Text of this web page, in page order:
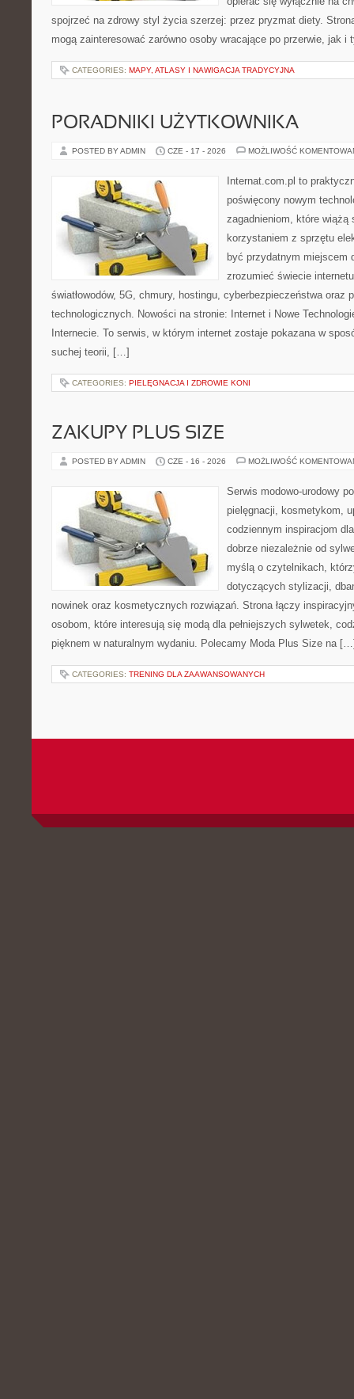
spojrzeć na zdrowy styl życia szerzej: przez pryzmat diety.
mogą zainteresować zarówno osoby wracające po przerwie, jak
CATEGORIES: MAPY, ATLASY I NAWIGACJA TRADYCYJNA
PORADNIKI UŻYTKOWNIKA
POSTED BY ADMIN CZE - 17 - 2026 MOŻLIWOŚĆ
Internat.com.pl to
poświęcony nowym
zagadnieniom, które wiążą
korzystaniem z sprzętu
być przydatnym miejscem
zrozumieć świecie
światłowodów, 5G, chmury, hostingu, cyberbezpieczeństwa oraz
technologicznych. Nowości na stronie: Internet i Nowe
Internecie. To serwis, w którym internet zostaje pokazana w
suchej teorii, […]
CATEGORIES: PIELĘGNACJA I ZDROWIE KONI
ZAKUPY PLUS SIZE
POSTED BY ADMIN CZE - 16 - 2026 MOŻLIWOŚĆ
Serwis modowo-urodowy
pielęgnacji, kosmetykom,
codziennym inspiracjom
dobrze niezależnie od
myślą o czytelnikach,
dotyczących stylizacji,
nowinek oraz kosmetycznych rozwiązań. Strona łączy
osobom, które interesują się modą dla pełniejszych sylwetek,
pięknem w naturalnym wydaniu. Polecamy Moda Plus Size na
CATEGORIES: TRENING DLA ZAAWANSOWANYCH